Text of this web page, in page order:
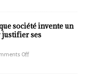
société invente un
ses
Off